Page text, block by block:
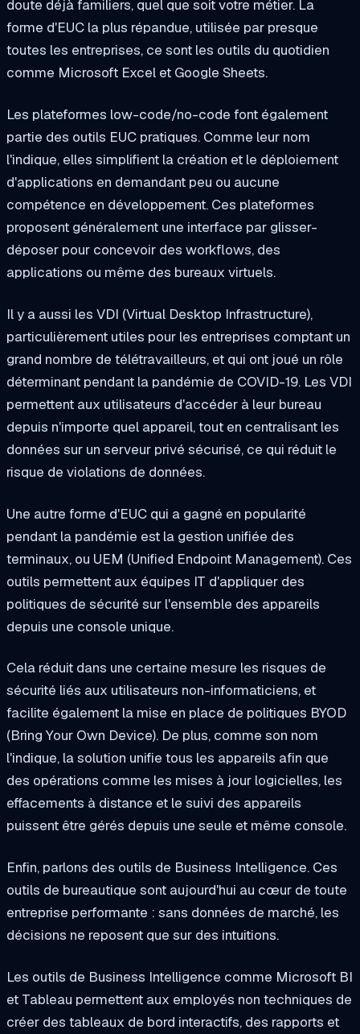
doute déjà familiers, quel que soit votre métier. La
forme d'EUC la plus répandue, utilisée par presque
toutes les entreprises, ce sont les outils du quotidien
comme Microsoft Excel et Google Sheets.
Les plateformes low-code/no-code font également
partie des outils EUC pratiques. Comme leur nom
l'indique, elles simplifient la création et le déploiement
d'applications en demandant peu ou aucune
compétence en développement. Ces plateformes
proposent généralement une interface par glisser-
déposer pour concevoir des workflows, des
applications ou même des bureaux virtuels.
Il y a aussi les VDI (Virtual Desktop Infrastructure),
particulièrement utiles pour les entreprises comptant un
grand nombre de télétravailleurs, et qui ont joué un rôle
déterminant pendant la pandémie de COVID-19. Les VDI
permettent aux utilisateurs d'accéder à leur bureau
depuis n'importe quel appareil, tout en centralisant les
données sur un serveur privé sécurisé, ce qui réduit le
risque de violations de données.
Une autre forme d'EUC qui a gagné en popularité
pendant la pandémie est la gestion unifiée des
terminaux, ou UEM (Unified Endpoint Management). Ces
outils permettent aux équipes IT d'appliquer des
politiques de sécurité sur l'ensemble des appareils
depuis une console unique.
Cela réduit dans une certaine mesure les risques de
sécurité liés aux utilisateurs non-informaticiens, et
facilite également la mise en place de politiques BYOD
(Bring Your Own Device). De plus, comme son nom
l'indique, la solution unifie tous les appareils afin que
des opérations comme les mises à jour logicielles, les
effacements à distance et le suivi des appareils
puissent être gérés depuis une seule et même console.
Enfin, parlons des outils de Business Intelligence. Ces
outils de bureautique sont aujourd'hui au cœur de toute
entreprise performante : sans données de marché, les
décisions ne reposent que sur des intuitions.
Les outils de Business Intelligence comme Microsoft BI
et Tableau permettent aux employés non techniques de
créer des tableaux de bord interactifs, des rapports et